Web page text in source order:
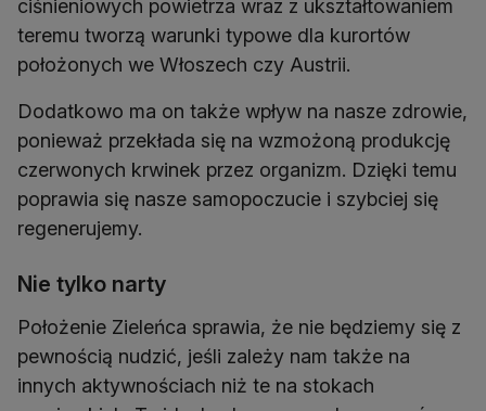
ciśnieniowych powietrza wraz z ukształtowaniem
teremu tworzą warunki typowe dla kurortów
położonych we Włoszech czy Austrii.
Dodatkowo ma on także wpływ na nasze zdrowie,
ponieważ przekłada się na wzmożoną produkcję
czerwonych krwinek przez organizm. Dzięki temu
poprawia się nasze samopoczucie i szybciej się
regenerujemy.
Nie tylko narty
Położenie Zieleńca sprawia, że nie będziemy się z
pewnością nudzić, jeśli zależy nam także na
innych aktywnościach niż te na stokach